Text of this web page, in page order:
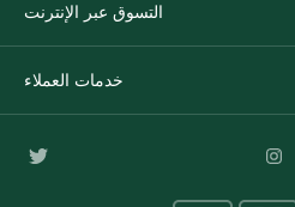
التسوق عبر الإنترنت
خدمات العملاء